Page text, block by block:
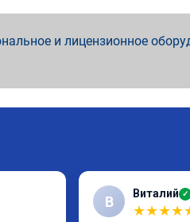
и лицензионное
В Виталий ✓
★★★★